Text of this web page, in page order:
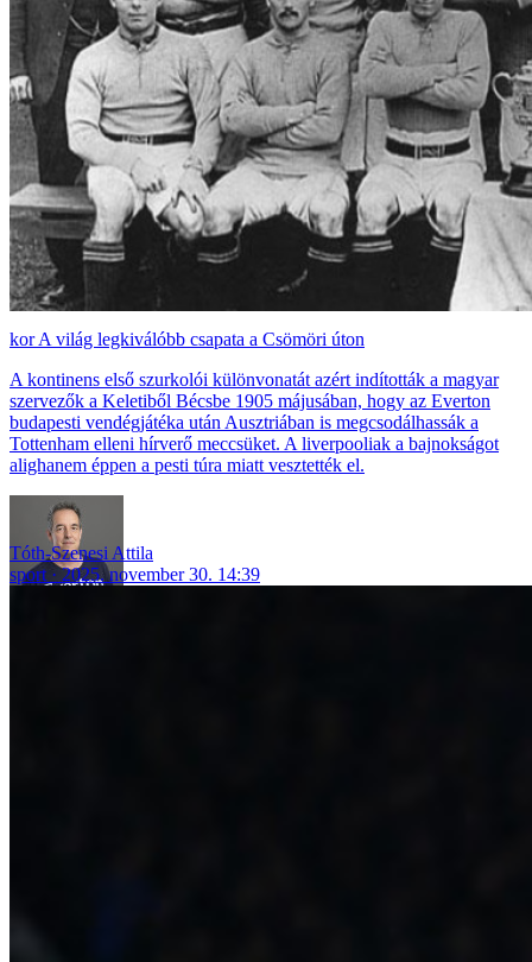
A világ legkiválóbb csapata a Csömöri úton
A kontinens első szurkolói különvonatát azért indították a magyar
szervezők a Keletiből Bécsbe 1905 májusában, hogy az Everton
budapesti vendégjátéka után Ausztriában is megcsodálhassák a
Tottenham elleni hírverő meccsüket. A liverpooliak a bajnokságot
alighanem éppen a pesti túra miatt vesztették el.
Tóth-Szenesi Attila
sport
2025. november 30. 14:39